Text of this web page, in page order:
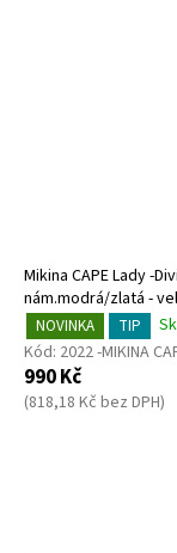
Mikina CAPE Lady -
nám.modrá/zlatá -
NOVINKA TIP
Kód: 2022 -MIKINA
990 Kč
(818,18 Kč bez DPH)